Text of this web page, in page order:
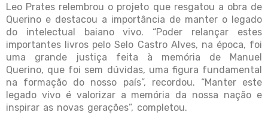
Leo Prates relembrou o projeto que resgatou a obra de
Querino e destacou a importância de manter o legado
do intelectual baiano vivo. “Poder relançar estes
importantes livros pelo Selo Castro Alves, na época, foi
uma grande justiça feita à memória de Manuel
Querino, que foi sem dúvidas, uma figura fundamental
na formação do nosso país”, recordou. “Manter este
legado vivo é valorizar a memória da nossa nação e
inspirar as novas gerações”, completou.